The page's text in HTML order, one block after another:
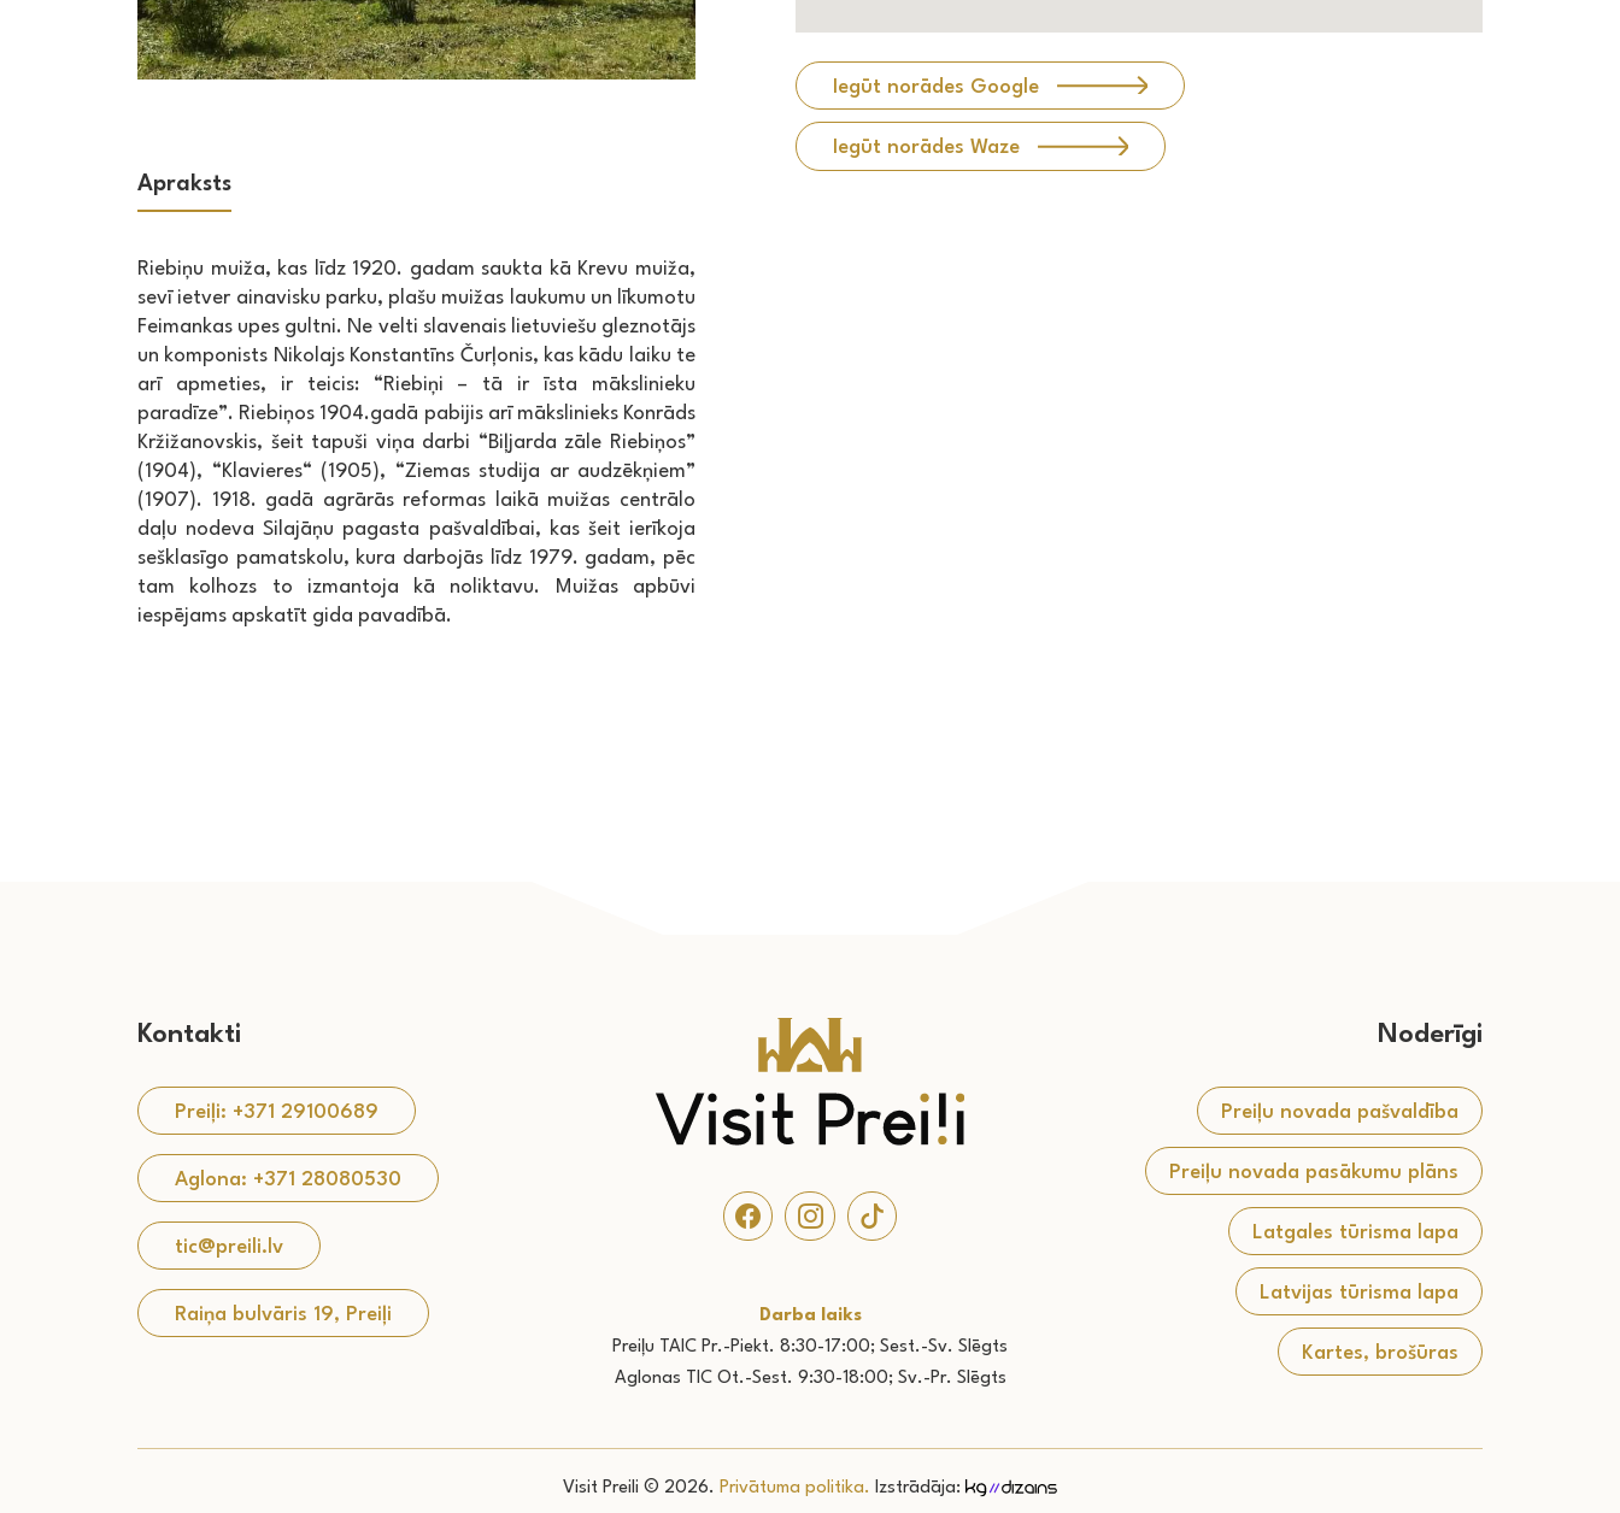
Apraksts
Riebiņu muiža, kas līdz 1920. gadam saukta kā Krevu muiža,
sevī ietver ainavisku parku, plašu muižas laukumu un līkumotu
Feimankas upes gultni. Ne velti slavenais lietuviešu gleznotājs
un komponists Nikolajs Konstantīns Čurļonis, kas kādu laiku te
arī apmeties, ir teicis: “Riebiņi – tā ir īsta mākslinieku
paradīze”. Riebiņos 1904.gadā pabijis arī mākslinieks Konrāds
Kržižanovskis, šeit tapuši viņa darbi “Biļjarda zāle Riebiņos”
(1904), “Klavieres“ (1905), “Ziemas studija ar audzēkņiem”
(1907). 1918. gadā agrārās reformas laikā muižas centrālo
daļu nodeva Silajāņu pagasta pašvaldībai, kas šeit ierīkoja
sešklasīgo pamatskolu, kura darbojās līdz 1979. gadam, pēc
tam kolhozs to izmantoja kā noliktavu. Muižas apbūvi
iespējams apskatīt gida pavadībā.
Iegūt norādes Google
Iegūt norādes Waze
Kontakti
Preiļi: +371 29100689
Aglona: +371 28080530
tic@preili.lv
Raiņa bulvāris 19, Preiļi
Darba laiks
Preiļu TAIC Pr.-Piekt. 8:30-17:00; Sest.-Sv. Slēgts
Aglonas TIC Ot.-Sest. 9:30-18:00; Sv.-Pr. Slēgts
Noderīgi
Preiļu novada pašvaldība
Preiļu novada pasākumu plāns
Latgales tūrisma lapa
Latvijas tūrisma lapa
Kartes, brošūras
Visit Preili © 2026. Privātuma politika. Izstrādāja: